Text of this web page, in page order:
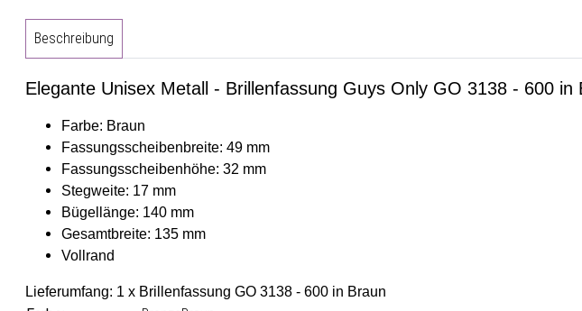
Beschreibung
Elegante Unisex Metall - Brillenfassung Guys Only GO 3138 - 600 in
Farbe: Braun
Fassungsscheibenbreite: 49 mm
Fassungsscheibenhöhe: 32 mm
Stegweite: 17 mm
Bügellänge: 140 mm
Gesamtbreite: 135 mm
Vollrand
Lieferumfang: 1 x Brillenfassung GO 3138 - 600 in Braun